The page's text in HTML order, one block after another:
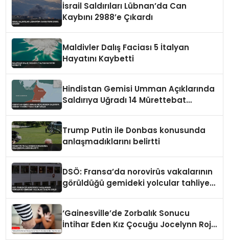
İsrail Saldırıları Lübnan’da Can
Kaybını 2988’e Çıkardı
Maldivler Dalış Faciası 5 İtalyan
Hayatını Kaybetti
Hindistan Gemisi Umman Açıklarında
Saldırıya Uğradı 14 Mürettebat
Trump Putin ile Donbas konusunda
anlaşmadıklarını belirtti
DSÖ: Fransa’da norovirüs vakalarının
görüldüğü gemideki yolcular tahliye
‘Gainesville’de Zorbalık Sonucu
İntihar Eden Kız Çocuğu Jocelynn Rojo